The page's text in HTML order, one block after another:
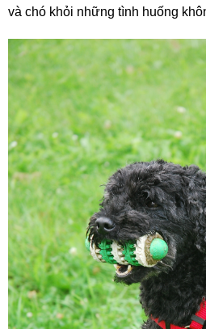
và chó khỏi những tình huống